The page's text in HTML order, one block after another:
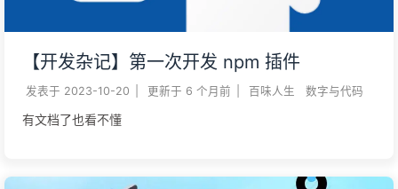
【开发杂记】第一次开发 npm 插件
发表于 2023-10-20 更新于 6 个月前 百味人生 数字与代码
有文档了也看不懂